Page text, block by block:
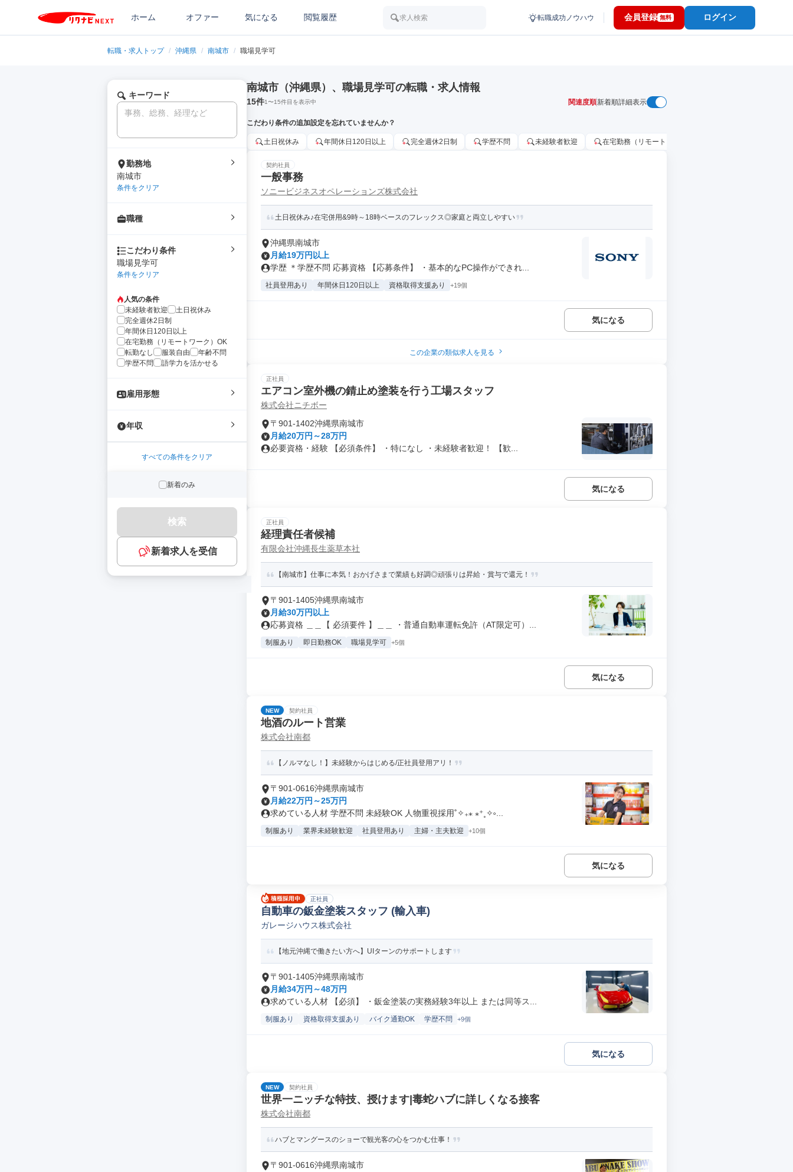
ホーム オファー 気になる 閲覧履歴 求人検索 転職成功ノウハウ 会員登録 無料 ログイン
転職・求人トップ / 沖縄県 / 南城市 / 職場見学可
キーワード
勤務地
南城市
条件をクリア
職種
こだわり条件
職場見学可
条件をクリア
人気の条件
未経験者歓迎
土日祝休み
完全週休2日制
年間休日120日以上
在宅勤務（リモートワーク）OK
転勤なし
服装自由
年齢不問
学歴不問
語学力を活かせる
雇用形態
年収
すべての条件をクリア
新着のみ
検索
新着求人を受信
南城市（沖縄県）、職場見学可の転職・求人情報
15件1〜15件目を表示中 関連度順新着順詳細表示
こだわり条件の追加設定を忘れていませんか？
土日祝休み 年間休日120日以上 完全週休2日制 学歴不問 未経験者歓迎 在宅勤務（リモートワーク）OK
契約社員
一般事務
ソニービジネスオペレーションズ株式会社
土日祝休み♪在宅併用&9時～18時ベースのフレックス◎家庭と両立しやすい
沖縄県南城市
月給19万円以上
学歴 ＊学歴不問 応募資格 【応募条件】 ・基本的なPC操作ができれ...
社員登用あり 年間休日120日以上 資格取得支援あり +19個
気になる
この企業の類似求人を見る
正社員
エアコン室外機の錆止め塗装を行う工場スタッフ
株式会社ニチボー
〒901-1402沖縄県南城市
月給20万円～28万円
必要資格・経験 【必須条件】 ・特になし ・未経験者歓迎！ 【歓...
気になる
正社員
経理責任者候補
有限会社沖縄長生薬草本社
【南城市】仕事に本気！おかげさまで業績も好調◎頑張りは昇給・賞与で還元！
〒901-1405沖縄県南城市
月給30万円以上
応募資格 ＿＿【 必須要件 】＿＿ ・普通自動車運転免許（AT限定可）...
制服あり 即日勤務OK 職場見学可 +5個
気になる
NEW 契約社員
地酒のルート営業
株式会社南都
【ノルマなし！】未経験からはじめる/正社員登用アリ！
〒901-0616沖縄県南城市
月給22万円～25万円
求めている人材 学歴不問 未経験OK 人物重視採用˚✧₊⁎ ⁎⁺˳✧༚...
制服あり 業界未経験歓迎 社員登用あり 主婦・主夫歓迎 +10個
気になる
正社員
自動車の鈑金塗装スタッフ (輸入車)
ガレージハウス株式会社
【地元沖縄で働きたい方へ】UIターンのサポートします
〒901-1405沖縄県南城市
月給34万円～48万円
求めている人材 【必須】 ・鈑金塗装の実務経験3年以上 または同等ス...
制服あり 資格取得支援あり バイク通勤OK 学歴不問 +9個
気になる
NEW 契約社員
世界一ニッチな特技、授けます|毒蛇ハブに詳しくなる接客
株式会社南都
ハブとマングースのショーで観光客の心をつかむ仕事！
〒901-0616沖縄県南城市